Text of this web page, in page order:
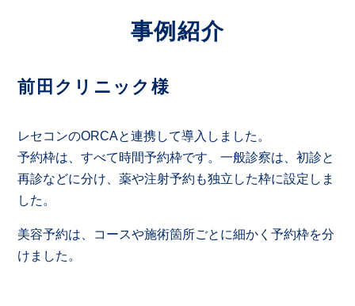
事例紹介
前田クリニック様
レセコンのORCAと連携して導入しました。
予約枠は、すべて時間予約枠です。一般診察は、初診と
再診などに分け、薬や注射予約も独立した枠に設定しま
した。
美容予約は、コースや施術箇所ごとに細かく予約枠を分
けました。